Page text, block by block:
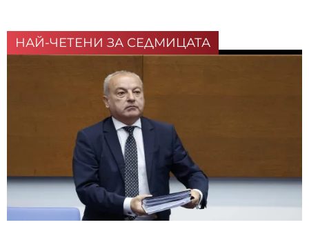
НАЙ-ЧЕТЕНИ ЗА СЕДМИЦАТА